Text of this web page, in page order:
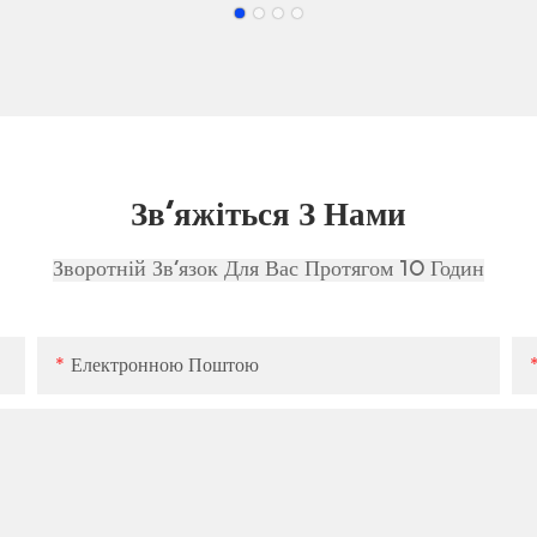
Зв'яжіться З Нами
Зворотній Зв'язок Для Вас Протягом 10 Годин
Електронною Поштою